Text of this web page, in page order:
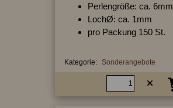
Perlengröße: ca. 6mm
LochØ: ca. 1mm
pro Packung 150 St.
Kategorie: Sonderangebote